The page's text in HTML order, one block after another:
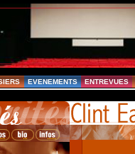
EVENEMENTS ENTREVUES